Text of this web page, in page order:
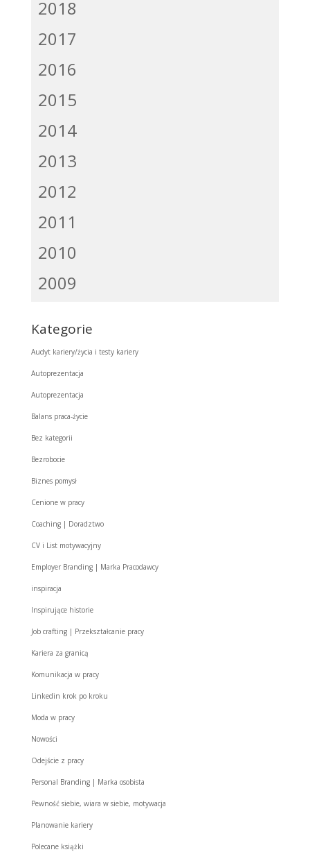
2018
2017
2016
2015
2014
2013
2012
2011
2010
2009
Kategorie
Audyt kariery/życia i testy kariery
Autoprezentacja
Autoprezentacja
Balans praca-życie
Bez kategorii
Bezrobocie
Biznes pomysł
Cenione w pracy
Coaching | Doradztwo
CV i List motywacyjny
Employer Branding | Marka Pracodawcy
inspiracja
Inspirujące historie
Job crafting | Przekształcanie pracy
Kariera za granicą
Komunikacja w pracy
Linkedin krok po kroku
Moda w pracy
Nowości
Odejście z pracy
Personal Branding | Marka osobista
Pewność siebie, wiara w siebie, motywacja
Planowanie kariery
Polecane książki